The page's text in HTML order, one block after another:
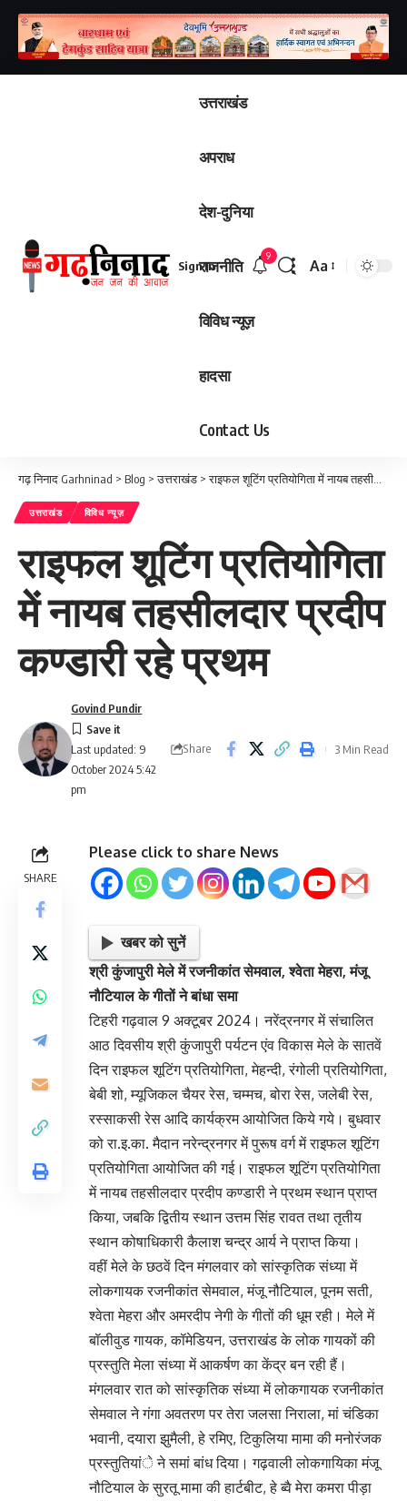
उत्तराखंड
अपराध
देश-दुनिया
राजनीति
विविध न्यूज़
हादसा
Contact Us
Sign In
9
Font
Aa
गढ़ निनाद Garhninad > Blog >उत्तराखंड >राइफल शूटिंग प्रतियोगिता में नायब तहसीलदार प्रदीप कण्डारी रहे प्रथम
उत्तराखंड विविध न्यूज़
राइफल शूटिंग प्रतियोगिता
में नायब तहसीलदार प्रदीप
कण्डारी रहे प्रथम
Last updated: 9
October 2024 5:42
pm
Govind Pundir
Share 3 Min Read
SHARE
Please click to share News
खबर को सुनें
श्री कुंजापुरी मेले में रजनीकांत सेमवाल, श्वेता मेहरा, मंजू
नौटियाल के गीतों ने बांधा समा
टिहरी गढ़वाल 9 अक्टूबर 2024। नरेंद्रनगर में संचालित
आठ दिवसीय श्री कुंजापुरी पर्यटन एंव विकास मेले के सातवें
दिन राइफल शूटिंग प्रतियोगिता, मेहन्दी, रंगोली प्रतियोगिता,
बेबी शो, म्यूजिकल चैयर रेस, चम्मच, बोरा रेस, जलेबी रेस,
रस्साकसी रेस आदि कार्यक्रम आयोजित किये गये। बुधवार
को रा.इ.का. मैदान नरेन्द्रनगर में पुरूष वर्ग में राइफल शूटिंग
प्रतियोगिता आयोजित की गई। राइफल शूटिंग प्रतियोगिता
में नायब तहसीलदार प्रदीप कण्डारी ने प्रथम स्थान प्राप्त
किया, जबकि द्वितीय स्थान उत्तम सिंह रावत तथा तृतीय
स्थान कोषाधिकारी कैलाश चन्द्र आर्य ने प्राप्त किया।
वहीं मेले के छठवें दिन मंगलवार को सांस्कृतिक संध्या में
लोकगायक रजनीकांत सेमवाल, मंजू नौटियाल, पूनम सती,
श्वेता मेहरा और अमरदीप नेगी के गीतों की धूम रही। मेले में
बॉलीवुड गायक, कॉमेडियन, उत्तराखंड के लोक गायकों की
प्रस्तुति मेला संध्या में आकर्षण का केंद्र बन रही हैं।
मंगलवार रात को सांस्कृतिक संध्या में लोकगायक रजनीकांत
सेमवाल ने गंगा अवतरण पर तेरा जलसा निराला, मां चंडिका
भवानी, दयारा झुमैली, हे रमिए, टिकुलिया मामा की मनोरंजक
प्रस्तुतियांे ने समां बांध दिया। गढ़वाली लोकगायिका मंजू
नौटियाल के सुरतू मामा की हार्टबीट, हे ब्वै मेरा कमरा पीड़ा